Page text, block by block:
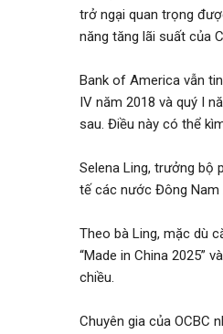
trở ngại quan trọng
năng tăng lãi suất của
Bank of America vẫn
IV năm 2018 và quý I
sau. Điều này có thể
Selena Ling, trưởng bộ
tế các nước Đông Nam
Theo bà Ling, mặc dù
“Made in China 2025”
chiều.
Chuyên gia của OCBC